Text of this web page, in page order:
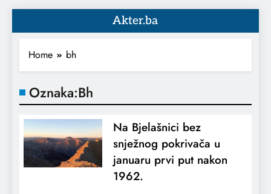
Akter.ba
Home bh
Oznaka:Bh
Na Bjelašnici bez
snježnog pokrivača u
januaru prvi put nakon
1962.